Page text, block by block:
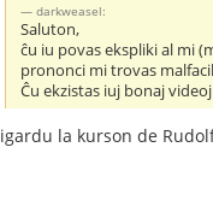
darkweasel:
Saluton,
ĉu iu povas ekspliki al mi
prononci mi trovas
Ĉu ekzistas iuj bonaj
la kurson de